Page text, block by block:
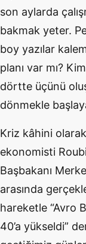
son aylarda
bakmak yeter.
boy yazılar
planı var mı?
dörtte üçünü
dönmekle
Kriz kâhini
ekonomisti
Başbakanı
arasında
hareketle “Avro
40’a yükseldi”